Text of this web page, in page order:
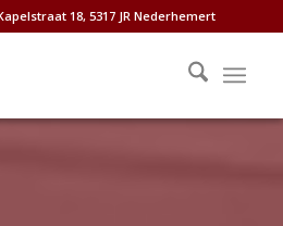
18, 5317 JR Nederhemert